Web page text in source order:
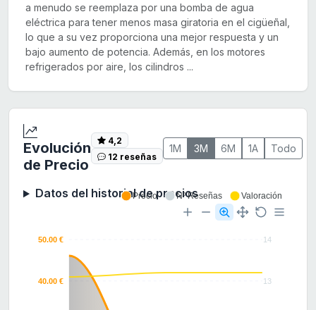
a menudo se reemplaza por una bomba de agua
eléctrica para tener menos masa giratoria en el cigüeñal,
lo que a su vez proporciona una mejor respuesta y un
bajo aumento de potencia. Además, en los motores
refrigerados por aire, los cilindros ...
Evolución
de Precio
4,2
12 reseñas
1M 3M 6M 1A Todo
Datos del historial de precios
14
13
50.00 €
40.00 €
Precio Nº Reseñas Valoración